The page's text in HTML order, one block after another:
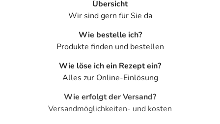
Übersicht
Wir sind gern für Sie da
Wie bestelle ich?
Produkte finden und bestellen
Wie löse ich ein Rezept ein?
Alles zur Online-Einlösung
Wie erfolgt der Versand?
Versandmöglichkeiten- und kosten